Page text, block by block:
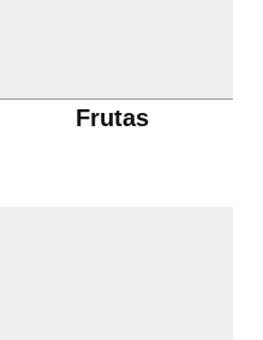
Frutas